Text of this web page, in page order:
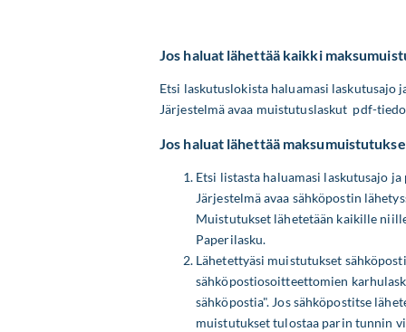
Jos haluat lähettää kaikki
Etsi laskutuslokista haluamasi
Järjestelmä avaa muistutuslaskut pdf-
Jos haluat lähettää
Etsi listasta haluamasi laskutusajo
Järjestelmä avaa sähköpostin
Muistutukset lähetetään kaikille
Paperilasku.
Lähetettyäsi muistutukset
sähköpostiosoitteettomien
sähköpostia". Jos sähköpostitse
muistutukset tulostaa parin tunnin